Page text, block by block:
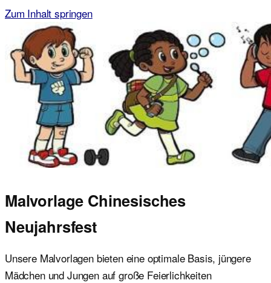
Zum Inhalt springen
Malvorlagen für Kinder
Ausmalbilder einfach und kostenlos als pdf herunterladen
Malvorlage Chinesisches
Neujahrsfest
Unsere Malvorlagen bieten eine optimale Basis, jüngere
Mädchen und Jungen auf große Feierlichkeiten